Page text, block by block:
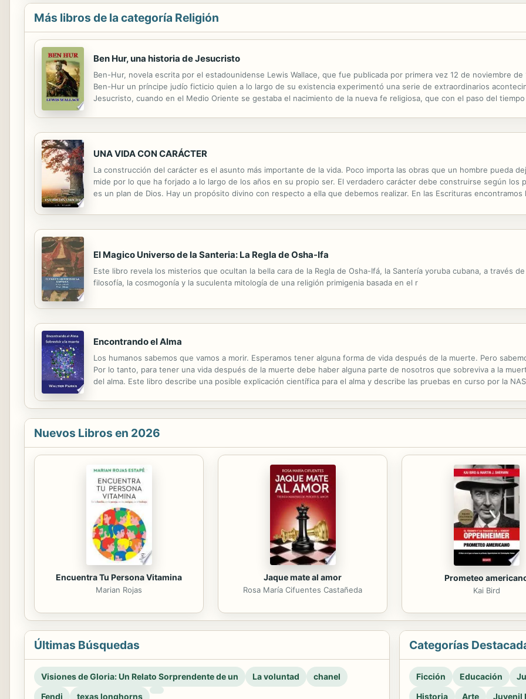
Más libros de la categoría Religión
Ben Hur, una historia de Jesucristo
Ben-Hur, novela escrita por el estadounidense Lewis Wallace, que fue publicada por primera vez 12 de noviembre
Ben-Hur un príncipe judío ficticio quien a lo largo de su existencia experimentó una serie de extraordinarios
Jesucristo, cuando en el Medio Oriente se gestaba el nacimiento de la nueva fe religiosa, que con el paso del
UNA VIDA CON CARÁCTER
La construcción del carácter es el asunto más importante de la vida. Poco importa las obras que un hombre pueda
mide por lo que ha forjado a lo largo de los años en su propio ser. El verdadero carácter debe construirse según los
es un plan de Dios. Hay un propósito divino con respecto a ella que debemos realizar. En las Escrituras
El Magico Universo de la Santeria: La Regla de Osha-Ifa
Este libro revela los misterios que ocultan la bella cara de la Regla de Osha-Ifá, la Santería yoruba cubana, a través
filosofía, la cosmogonía y la suculenta mitología de una religión primigenia basada en el r
Encontrando el Alma
Los humanos sabemos que vamos a morir. Esperamos tener alguna forma de vida después de la muerte. Pero
Por lo tanto, para tener una vida después de la muerte debe haber alguna parte de nosotros que sobreviva a la
del alma. Este libro describe una posible explicación científica para el alma y describe las pruebas en curso por la
Nuevos Libros en 2026
Encuentra Tu Persona Vitamina
Marian Rojas
Jaque mate al amor
Rosa María Cifuentes Castañeda
Prometeo
Kai Bird
Últimas Búsquedas
Visiones de Gloria: Un Relato Sorprendente de un La voluntad
chanel
Fendi
texas longhorns
Categorías
Ficción Educación
Historia
Arte Juvenil